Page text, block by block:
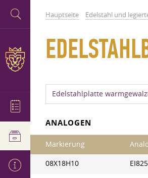
Hauptseite Edelstahl und
Edelstahlplatte
ANALOGEN
Markierung
08X18H10 EI825